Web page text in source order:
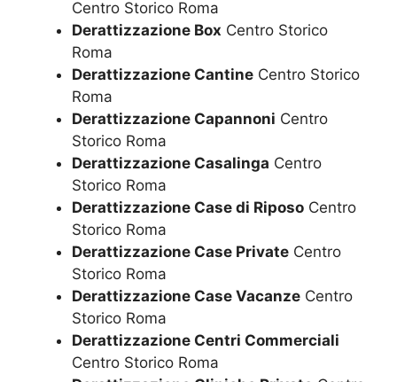
Centro Storico Roma
Derattizzazione Box Centro Storico
Roma
Derattizzazione Cantine Centro Storico
Roma
Derattizzazione Capannoni Centro
Storico Roma
Derattizzazione Casalinga Centro
Storico Roma
Derattizzazione Case di Riposo Centro
Storico Roma
Derattizzazione Case Private Centro
Storico Roma
Derattizzazione Case Vacanze Centro
Storico Roma
Derattizzazione Centri Commerciali
Centro Storico Roma